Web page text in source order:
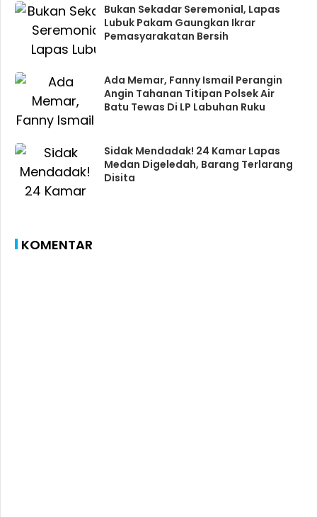
Bukan Sekadar Seremonial, Lapas
Lubuk Pakam Gaungkan Ikrar
Pemasyarakatan Bersih
Ada Memar, Fanny Ismail Perangin
Angin Tahanan Titipan Polsek Air
Batu Tewas Di LP Labuhan Ruku
Sidak Mendadak! 24 Kamar Lapas
Medan Digeledah, Barang Terlarang
Disita
KOMENTAR